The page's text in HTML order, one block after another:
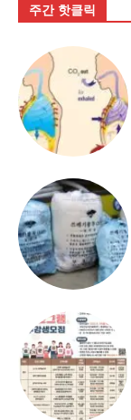
주간 핫클릭